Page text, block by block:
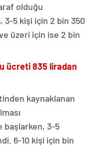
olduğu
3-5 kişi için 2 bin 350
üzeri için ise 2 bin
ücreti 835 liradan
kaynaklanan
başlarken, 3-5
6-10 kişi için bin